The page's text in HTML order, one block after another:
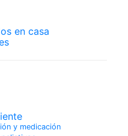
en casa
y medicación